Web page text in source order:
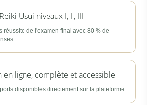
Usui niveaux I, II, III
réussite de l'examen final avec 80 % de
en ligne, complète et accessible
disponibles directement sur la plateforme